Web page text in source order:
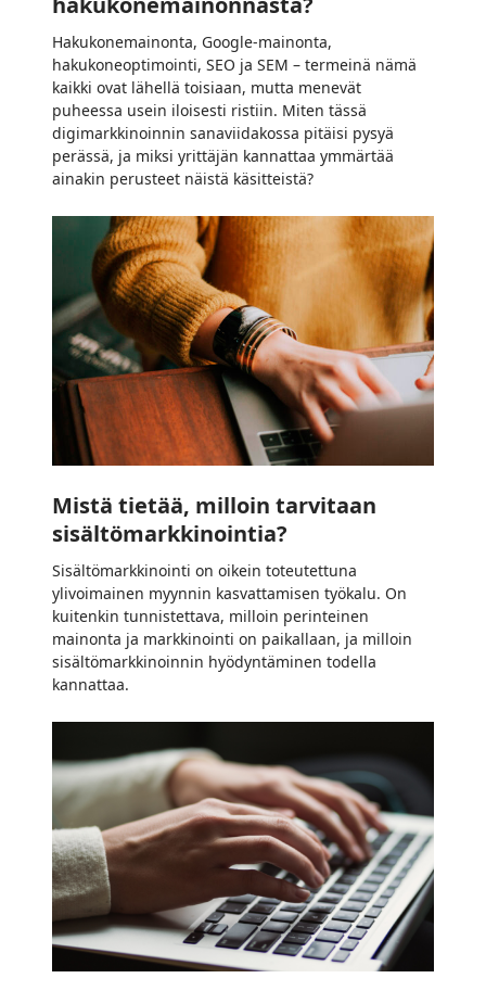
Hakukonemainonta, Google-mainonta,
hakukoneoptimointi, SEO ja SEM – termeinä nämä
kaikki ovat lähellä toisiaan, mutta menevät
puheessa usein iloisesti ristiin. Miten tässä
digimarkkinoinnin sanaviidakossa pitäisi pysyä
perässä, ja miksi yrittäjän kannattaa ymmärtää
ainakin perusteet näistä käsitteistä?
Mistä
tietää,
milloin
tarvitaan
sisältömarkkinointia?
Mistä tietää, milloin tarvitaan
sisältömarkkinointia?
Sisältömarkkinointi on oikein toteutettuna
ylivoimainen myynnin kasvattamisen työkalu. On
kuitenkin tunnistettava, milloin perinteinen
mainonta ja markkinointi on paikallaan, ja milloin
sisältömarkkinoinnin hyödyntäminen todella
kannattaa.
ja
yrityspäättäjän
sisältökoulu:
Mitä
on
sisältömarkkinointi
ja
miksi
sitä